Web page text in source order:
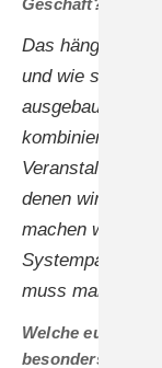
Geschäft?
Das hängt vom
und wie stark
ausgebaut ist.
kombinieren wir
Veranstaltungen
denen wir
machen wir
Systempartner.
muss man aber
Welche
besonders